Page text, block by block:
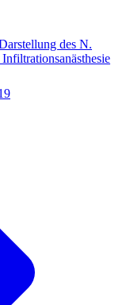
des N.